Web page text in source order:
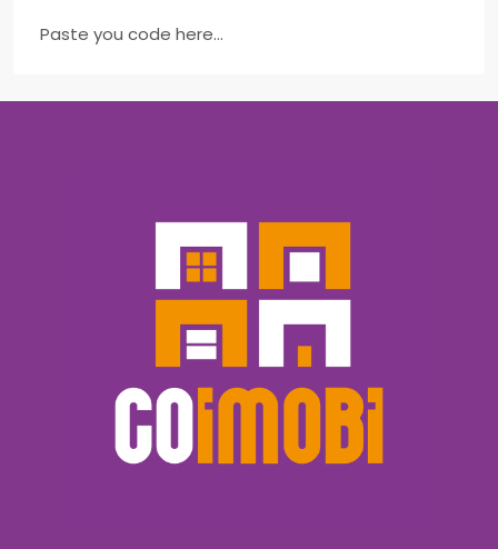
Paste you code here...